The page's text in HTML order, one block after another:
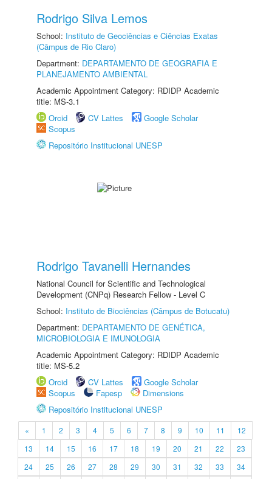
Rodrigo Silva Lemos
School: Instituto de Geociências e Ciências Exatas
(Câmpus de Rio Claro)
Department: DEPARTAMENTO DE GEOGRAFIA E
PLANEJAMENTO AMBIENTAL
Academic Appointment Category: RDIDP Academic
title: MS-3.1
Orcid
CV Lattes
Google Scholar
Scopus
Repositório Institucional UNESP
Rodrigo Tavanelli Hernandes
National Council for Scientific and Technological
Development (CNPq) Research Fellow - Level C
School: Instituto de Biociências (Câmpus de Botucatu)
Department: DEPARTAMENTO DE GENÉTICA,
MICROBIOLOGIA E IMUNOLOGIA
Academic Appointment Category: RDIDP Academic
title: MS-5.2
Orcid
CV Lattes
Google Scholar
Scopus
Fapesp
Dimensions
Repositório Institucional UNESP
« 1 2 3 4 5 6 7 8 9 10 11
12
13
14 15 16 17 18 19 20 21 22
23
24
25 26 27 28 29 30 31 32 33
34